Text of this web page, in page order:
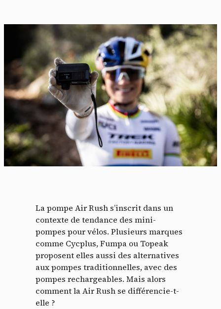
La pompe Air Rush s’inscrit dans un
contexte de tendance des mini-
pompes pour vélos. Plusieurs marques
comme Cycplus, Fumpa ou Topeak
proposent elles aussi des alternatives
aux pompes traditionnelles, avec des
pompes rechargeables. Mais alors
comment la Air Rush se différencie-t-
elle ?